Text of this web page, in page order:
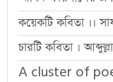
কয়েকটি কবিতা ।।
চারটি কবিতা ।
A cluster of